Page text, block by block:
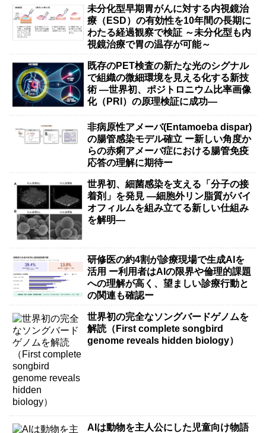
未分化型早期胃がんに対する内視鏡治
療（ESD）の有効性を10年間の長期に
わたる経過観察で検証 ～未分化型も内
視鏡治療で胃の温存が可能～
既存のPET検査の新たな光のシグナル
で組織の微細環境を見える化する新技
術 ―世界初、ポジトロニウム比率画像
化（PRI）の原理検証に成功―
非病原性アメーバ(Entamoeba dispar)
の腸管感染モデル確立 ー新しい角度か
らの赤痢アメーバ症における腸管免疫
応答の理解に期待ー
世界初、細菌感染を支える「分子の接
着剤」を発見 ―細胞外リン脂質がバイ
オフィルムを組み立てる新しい仕組み
を解明―
研修医の約4割が診療現場で生成AIを
活用 ー利用者はAIの限界や倫理的課題
への理解が高く、望ましい診療行動と
の関連も確認ー
世界初の完全なソングバードゲノムを
解読（First complete songbird
genome reveals hidden biology）
AIは動物を主人公にした児童向け物語